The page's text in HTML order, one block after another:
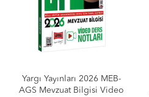
Yargı Yayınları 2026 MEB-
AGS Mevzuat Bilgisi Video